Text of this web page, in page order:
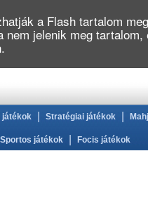
játékok Stratégiai játékok
Sportos játékok Focis játékok
a Flash tartalom
jelenik meg